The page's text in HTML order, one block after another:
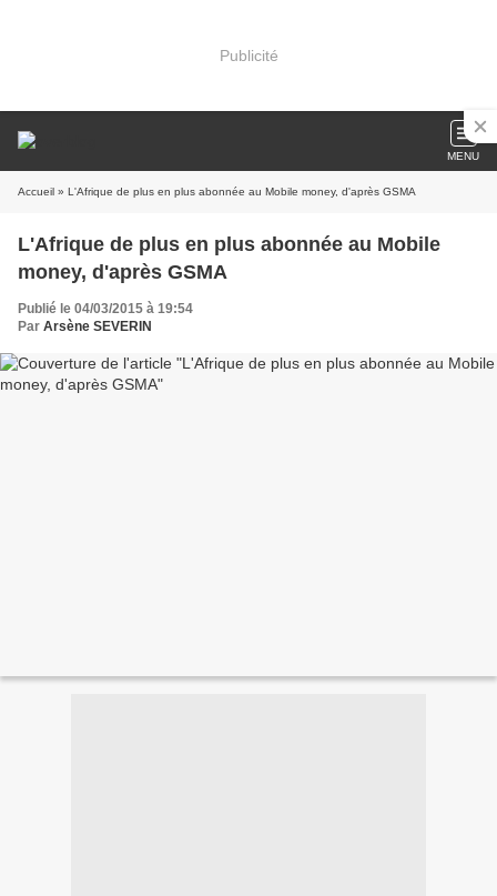
Publicité
MENU
Accueil » L'Afrique de plus en plus abonnée au Mobile money, d'après GSMA
L'Afrique de plus en plus abonnée au Mobile
money, d'après GSMA
Publié le 04/03/2015 à 19:54
Par Arsène SEVERIN